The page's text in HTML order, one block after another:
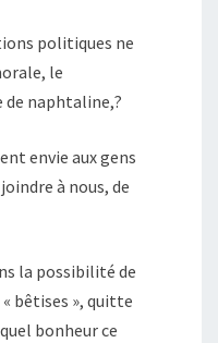
politiques ne
le
naphtaline,?
envie aux gens
à nous, de
la possibilité de
bêtises », quitte
bonheur ce